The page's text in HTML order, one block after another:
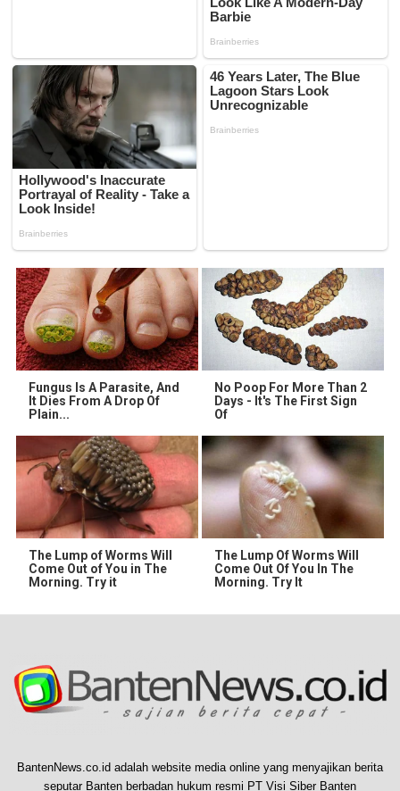
Fungus Is A Parasite, And
It Dies From A Drop Of
Plain...
No Poop For More Than 2
Days - It's The First Sign
Of
The Lump of Worms Will
Come Out of You in The
Morning. Try it
The Lump Of Worms Will
Come Out Of You In The
Morning. Try It
BantenNews.co.id adalah website media online yang menyajikan berita
seputar Banten berbadan hukum resmi PT Visi Siber Banten